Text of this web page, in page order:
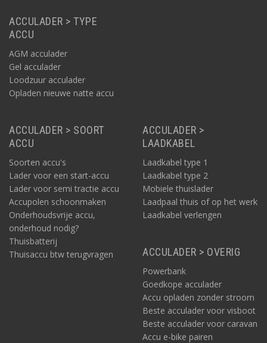
ACCULADER > TYPE
ACCU
AGM acculader
Gel acculader
Loodzuur acculader
Opladen nieuwe natte accu
ACCULADER > SOORT
ACCU
Soorten accu's
Lader voor een start-accu
Lader voor semi tractie accu
Accupolen schoonmaken
Onderhoudsvrije accu,
onderhoud nodig?
Thuisbatterij
Thuisaccu btw terugvragen
ACCULADER >
LAADKABEL
Laadkabel type 1
Laadkabel type 2
Mobiele thuislader
Laadpaal thuis of op het werk
Laadkabel verlengen
ACCULADER > OVERIG
Powerbank
Goedkope acculader
Accu opladen zonder stroom
Beste acculader voor visboot
Beste acculader voor caravan
Accu e-bike pairen